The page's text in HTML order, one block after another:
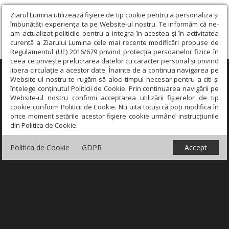
Ziarul Lumina utilizează fişiere de tip cookie pentru a personaliza și
îmbunătăți experiența ta pe Website-ul nostru. Te informăm că ne-
am actualizat politicile pentru a integra în acestea și în activitatea
curentă a Ziarului Lumina cele mai recente modificări propuse de
Regulamentul (UE) 2016/679 privind protecția persoanelor fizice în
ceea ce privește prelucrarea datelor cu caracter personal și privind
libera circulație a acestor date. Înainte de a continua navigarea pe
Website-ul nostru te rugăm să aloci timpul necesar pentru a citi și
înțelege conținutul Politicii de Cookie. Prin continuarea navigării pe
Website-ul nostru confirmi acceptarea utilizării fişierelor de tip
cookie conform Politicii de Cookie. Nu uita totuși că poți modifica în
orice moment setările acestor fişiere cookie urmând instrucțiunile
din Politica de Cookie.
Politica de Cookie GDPR Accept
×